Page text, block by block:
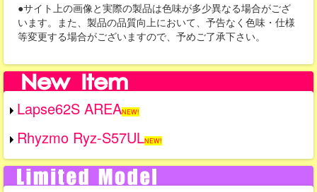
●サイト上の画像と実際の製品は色味が多少異なる場合がござ
います。また、製品の品質向上において、予告なく色味・仕様
等変更する場合がございますので、予めご了承下さい。
Lapse62S AREANEW!
Rhyzmo Ryz-S57ULNEW!